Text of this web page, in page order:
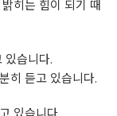
히는 힘이 되기 때
있습니다.
히 듣고 있습니다.